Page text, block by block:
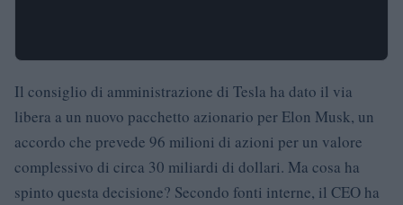
Il consiglio di amministrazione di Tesla ha dato il via
libera a un nuovo pacchetto azionario per Elon Musk, un
accordo che prevede 96 milioni di azioni per un valore
complessivo di circa 30 miliardi di dollari. Ma cosa ha
spinto questa decisione? Secondo fonti interne, il CEO ha